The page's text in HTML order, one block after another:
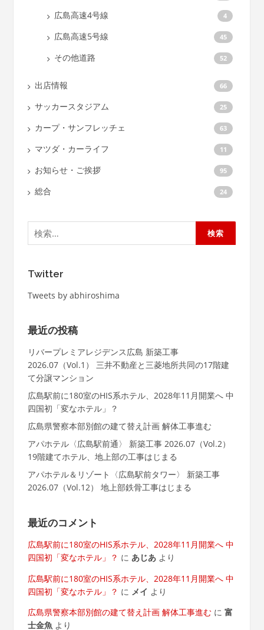
広島高速4号線 4
広島高速5号線 45
その他道路 52
出店情報 66
サッカースタジアム 25
カープ・サンフレッチェ 63
マツダ・カーライフ 11
お知らせ・ご挨拶 95
総合 24
検
索:
Twitter
Tweets by abhiroshima
最近の投稿
リバープレミアレジデンス広島 新築工事
2026.07（Vol.1） 三井不動産と三菱地所共同の17階建
て分譲マンション
広島駅前に180室のHIS系ホテル、2028年11月開業へ 中
四国初「変なホテル」？
広島県警察本部別館の建て替え計画 解体工事進む
アパホテル〈広島駅前通〉 新築工事 2026.07（Vol.2）
19階建てホテル、地上部の工事はじまる
アパホテル＆リゾート〈広島駅前タワー〉 新築工事
2026.07（Vol.12） 地上部鉄骨工事はじまる
最近のコメント
広島駅前に180室のHIS系ホテル、2028年11月開業へ 中
四国初「変なホテル」？ に あじあより
広島駅前に180室のHIS系ホテル、2028年11月開業へ 中
四国初「変なホテル」？ に メイ より
広島県警察本部別館の建て替え計画 解体工事進むに 富
士金魚より